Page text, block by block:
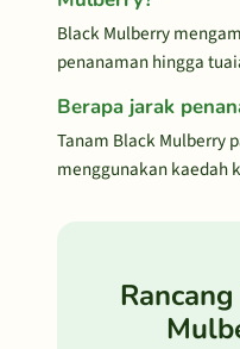
Black Mulberry
penanaman hingga
Berapa jarak
Tanam Black Mulberry
menggunakan kaedah